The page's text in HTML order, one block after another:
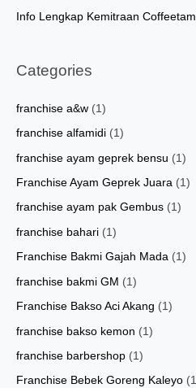
Info Lengkap Kemitraan
Categories
franchise a&w (1)
franchise alfamidi (1)
franchise ayam geprek bensu (1)
Franchise Ayam Geprek Juara (1)
franchise ayam pak Gembus (1)
franchise bahari (1)
Franchise Bakmi Gajah Mada (1)
franchise bakmi GM (1)
Franchise Bakso Aci Akang (1)
franchise bakso kemon (1)
franchise barbershop (1)
Franchise Bebek Goreng Kaleyo